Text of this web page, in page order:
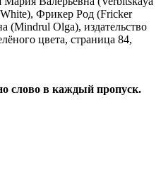
слово в каждый пропуск.